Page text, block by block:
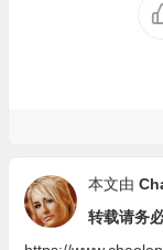
本文由
转载请务